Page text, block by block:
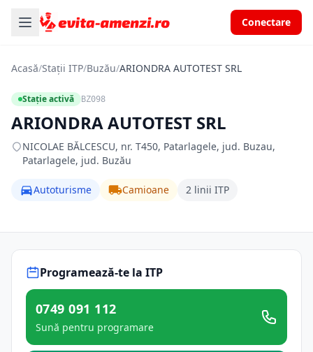
Conectare
Acasă/Stații ITP/Buzău/ARIONDRA AUTOTEST SRL
Stație activă BZ098
ARIONDRA AUTOTEST SRL
NICOLAE BĂLCESCU, nr. T450, Patarlagele, jud. Buzau,
Patarlagele, jud. Buzău
Autoturisme Camioane 2 linii ITP
Programează-te la ITP
0749 091 112
Sună pentru programare